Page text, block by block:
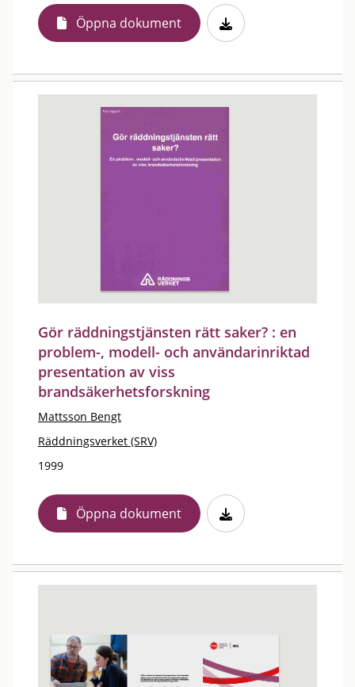
Öppna dokument
Gör räddningstjänsten rätt saker? : en
problem-, modell- och användarinriktad
presentation av viss
brandsäkerhetsforskning
Mattsson Bengt
Räddningsverket (SRV)
1999
Öppna dokument